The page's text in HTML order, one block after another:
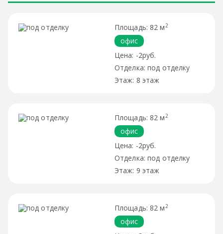
82 м 2
офис
-2руб.
под отделку
8 этаж
82 м 2
офис
-2руб.
под отделку
9 этаж
82 м 2
офис